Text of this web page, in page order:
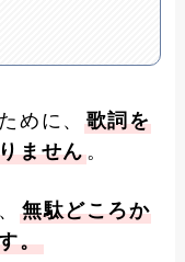
めに、 歌詞を
ません。
無駄どころか
。